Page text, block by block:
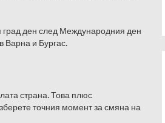
град ден след Международния ден
Варна и Бургас.
страна. Това плюс
точния момент за смяна на